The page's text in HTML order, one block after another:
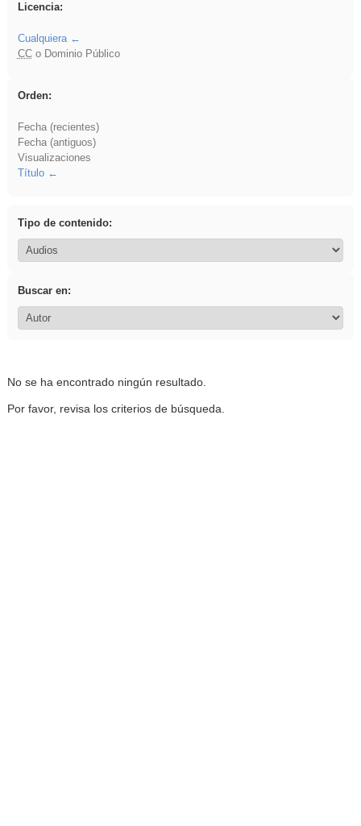
Licencia:
Cualquiera
CCo Dominio Público
Orden:
Fecha (recientes)
Fecha (antiguos)
Visualizaciones
Título
Tipo de contenido:
Buscar en:
No se ha encontrado ningún resultado.
Por favor, revisa los criterios de búsqueda.